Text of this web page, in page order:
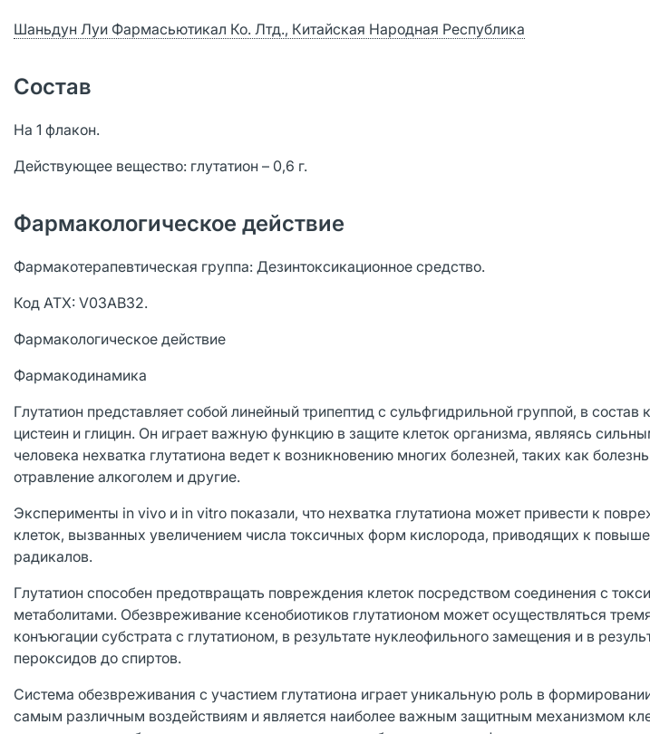
Шаньдун Луи Фармасьютикал Ко. Лтд., Китайская Народная Республика
Состав
На 1 флакон.
Действующее вещество: глутатион – 0,6 г.
Фармакологическое действие
Фармакотерапевтическая группа: Дезинтоксикационное средство.
Код АТХ: V03AB32.
Фармакологическое действие
Фармакодинамика
Глутатион представляет собой линейный трипептид с сульфгидрильной группой, в состав
цистеин и глицин. Он играет важную функцию в защите клеток организма, являясь
человека нехватка глутатиона ведет к возникновению многих болезней, таких как
отравление алкоголем и другие.
Эксперименты in vivo и in vitro показали, что нехватка глутатиона может привести к
клеток, вызванных увеличением числа токсичных форм кислорода, приводящих к
радикалов.
Глутатион способен предотвращать повреждения клеток посредством соединения с
метаболитами. Обезвреживание ксенобиотиков глутатионом может осуществляться
конъюгации субстрата с глутатионом, в результате нуклеофильного замещения и в
пероксидов до спиртов.
Система обезвреживания с участием глутатиона играет уникальную роль в
самым различным воздействиям и является наиболее важным защитным механизмом